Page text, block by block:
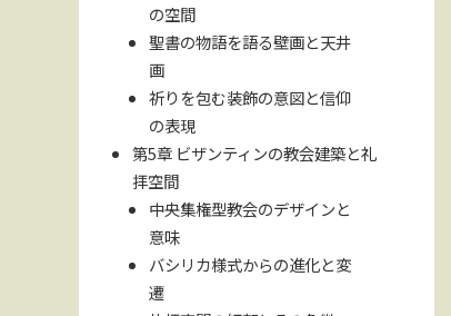
の空間
聖書の物語を語る壁画と天井
画
祈りを包む装飾の意図と信仰
の表現
第5章 ビザンティンの教会建築と礼
拝空間
中央集権型教会のデザインと
意味
バシリカ様式からの進化と変
遷